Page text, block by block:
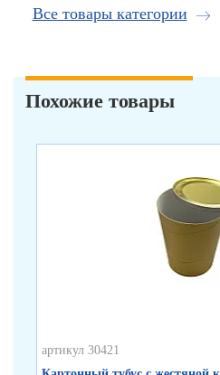
Все товары категории
Похожие товары
артикул 30421